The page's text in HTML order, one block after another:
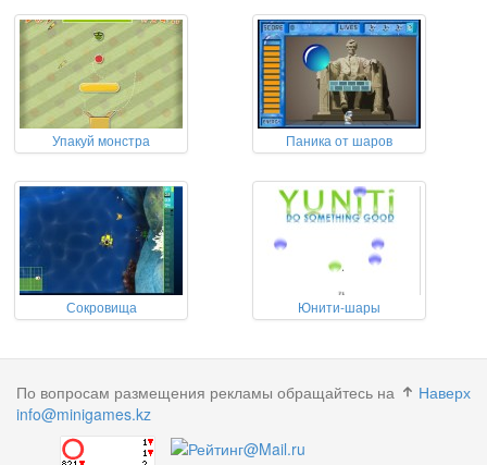
Упакуй монстра Паника от шаров
Сокровища Юнити-шары
Наверх
По вопросам размещения рекламы обращайтесь на
info@minigames.kz